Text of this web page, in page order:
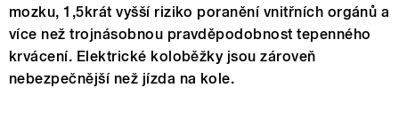
mozku, 1,5krát vyšší riziko poranění vnitřních orgánů a
více než trojnásobnou pravděpodobnost tepenného
krvácení. Elektrické koloběžky jsou zároveň
nebezpečnější než jízda na kole.